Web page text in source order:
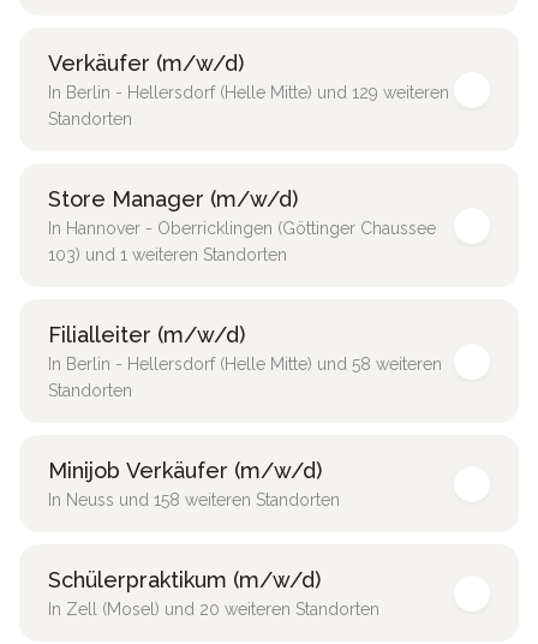
Verkäufer (m/w/d)
In Berlin - Hellersdorf (Helle Mitte) und 129 weiteren
Standorten
Store Manager (m/w/d)
In Hannover - Oberricklingen (Göttinger Chaussee
103) und 1 weiteren Standorten
Filialleiter (m/w/d)
In Berlin - Hellersdorf (Helle Mitte) und 58 weiteren
Standorten
Minijob Verkäufer (m/w/d)
In Neuss und 158 weiteren Standorten
Schülerpraktikum (m/w/d)
In Zell (Mosel) und 20 weiteren Standorten